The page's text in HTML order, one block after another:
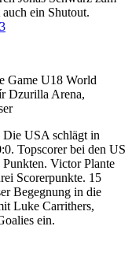
ein Shutout.
Game U18 World
Dzurilla Arena,
Die USA schlägt in
Topscorer bei den US
Victor Plante
Scorerpunkte. 15
Begegnung in die
Luke Carrithers,
ein.